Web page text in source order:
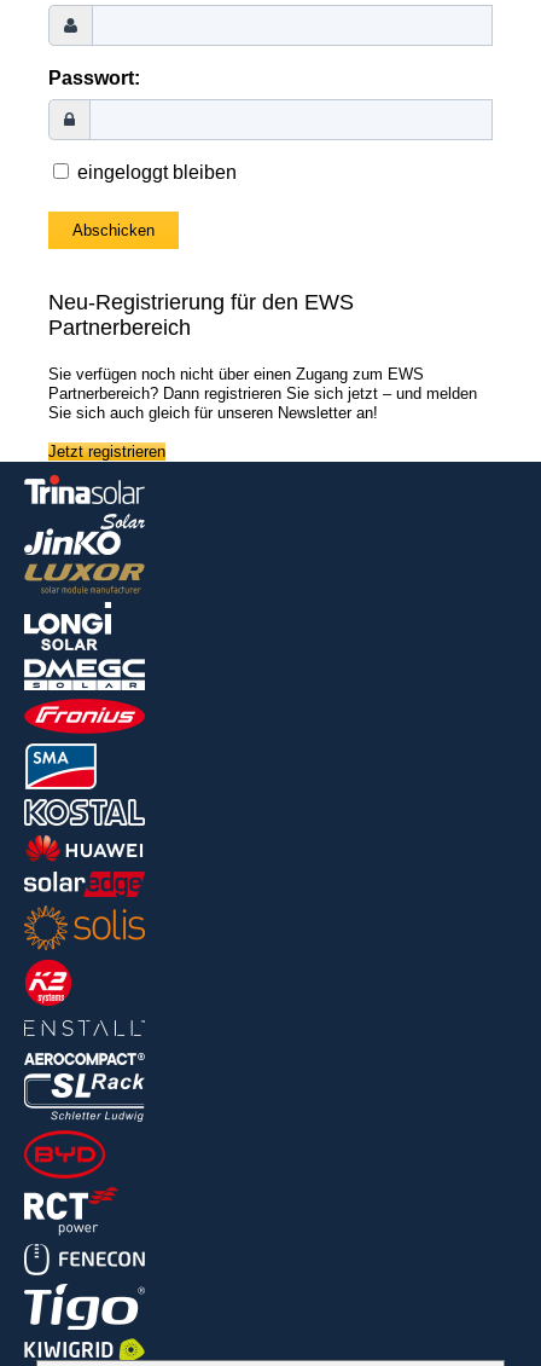
Passwort:
eingeloggt bleiben
Abschicken
Neu-Registrierung für den EWS
Partnerbereich
Sie verfügen noch nicht über einen Zugang zum EWS
Partnerbereich? Dann registrieren Sie sich jetzt – und melden
Sie sich auch gleich für unseren Newsletter an!
Jetzt registrieren